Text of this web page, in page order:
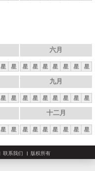
星 星
六月
星 星 星 星 星 星 星
星 星
九月
星 星 星 星 星 星 星
星 星
十二月
星 星 星 星 星 星 星
联系我们 版权所有